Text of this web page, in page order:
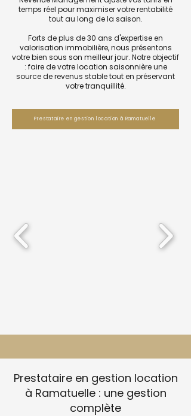
temps réel pour maximiser votre rentabilité
tout au long de la saison.
Forts de plus de 30 ans d'expertise en
valorisation immobilière, nous présentons
votre bien sous son meilleur jour. Notre objectif
: faire de votre location saisonnière une
source de revenus stable tout en préservant
votre tranquillité.
Prestataire en gestion location à Ramatuelle
Prestataire en gestion location
à Ramatuelle : une gestion
complète